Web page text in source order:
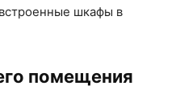
шкафы в
помещения